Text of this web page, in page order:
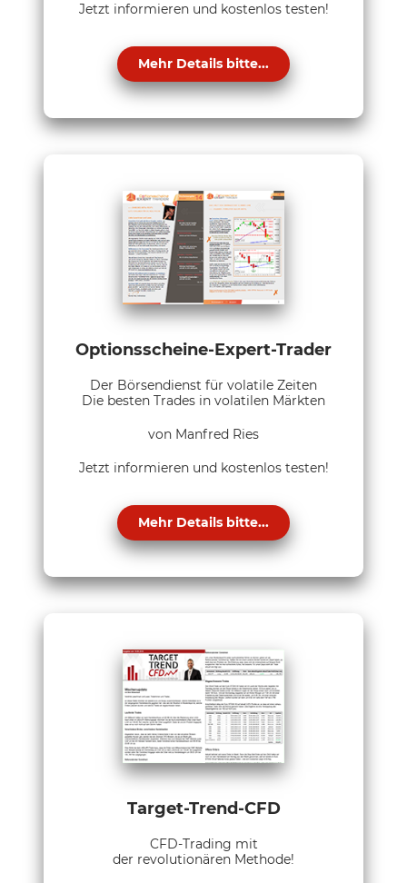
Jetzt informieren und kostenlos testen!
Mehr Details bitte...
Optionsscheine-Expert-Trader
Der Börsendienst für volatile Zeiten
Die besten Trades in volatilen Märkten
von Manfred Ries
Jetzt informieren und kostenlos testen!
Mehr Details bitte...
Target-Trend-CFD
CFD-Trading mit
der revolutionären Methode!